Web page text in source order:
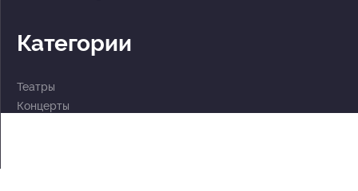
Категории
Театры
Концерты